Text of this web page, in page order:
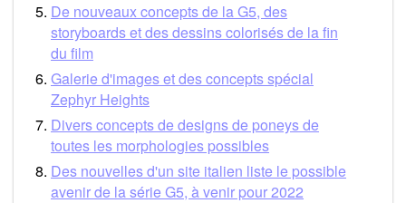
De nouveaux concepts de la G5, des
storyboards et des dessins colorisés de la fin
du film
Galerie d'images et des concepts spécial
Zephyr Heights
Divers concepts de designs de poneys de
toutes les morphologies possibles
Des nouvelles d'un site italien liste le possible
avenir de la série G5, à venir pour 2022